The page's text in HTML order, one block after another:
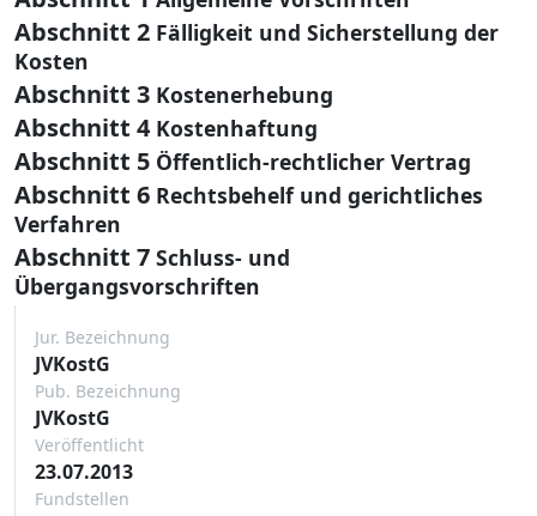
Abschnitt 2 Fälligkeit und Sicherstellung der
Kosten
Abschnitt 3 Kostenerhebung
Abschnitt 4 Kostenhaftung
Abschnitt 5 Öffentlich-rechtlicher Vertrag
Abschnitt 6 Rechtsbehelf und gerichtliches
Verfahren
Abschnitt 7 Schluss- und
Übergangsvorschriften
Jur. Bezeichnung
JVKostG
Pub. Bezeichnung
JVKostG
Veröffentlicht
23.07.2013
Fundstellen